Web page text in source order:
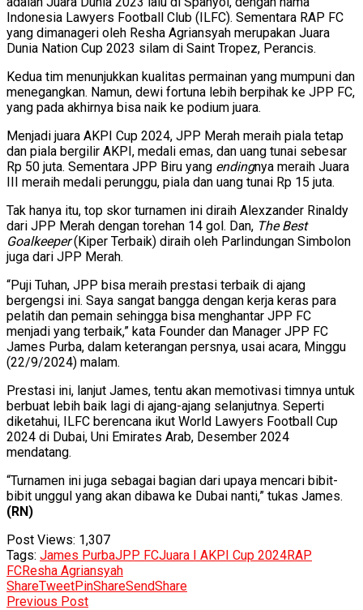
Indonesia Lawyers Football Club (ILFC). Sementara RAP FC
yang dimanageri oleh Resha Agriansyah merupakan Juara
Dunia Nation Cup 2023 silam di Saint Tropez, Perancis.
Kedua tim menunjukkan kualitas permainan yang mumpuni dan
menegangkan. Namun, dewi fortuna lebih berpihak ke JPP FC,
yang pada akhirnya bisa naik ke podium juara.
Menjadi juara AKPI Cup 2024, JPP Merah meraih piala tetap
dan piala bergilir AKPI, medali emas, dan uang tunai sebesar
Rp 50 juta. Sementara JPP Biru yang endingnya meraih Juara
III meraih medali perunggu, piala dan uang tunai Rp 15 juta.
Tak hanya itu, top skor turnamen ini diraih Alexzander Rinaldy
dari JPP Merah dengan torehan 14 gol. Dan, The Best
Goalkeeper(Kiper Terbaik) diraih oleh Parlindungan Simbolon
juga dari JPP Merah.
“Puji Tuhan, JPP bisa meraih prestasi terbaik di ajang
bergengsi ini. Saya sangat bangga dengan kerja keras para
pelatih dan pemain sehingga bisa menghantar JPP FC
menjadi yang terbaik,” kata Founder dan Manager JPP FC
James Purba, dalam keterangan persnya, usai acara, Minggu
(22/9/2024) malam.
Prestasi ini, lanjut James, tentu akan memotivasi timnya untuk
berbuat lebih baik lagi di ajang-ajang selanjutnya. Seperti
diketahui, ILFC berencana ikut World Lawyers Football Cup
2024 di Dubai, Uni Emirates Arab, Desember 2024
mendatang.
“Turnamen ini juga sebagai bagian dari upaya mencari bibit-
bibit unggul yang akan dibawa ke Dubai nanti,” tukas James.
(RN)
Post Views: 1,307
Tags: James PurbaJPP FCJuara I AKPI Cup 2024RAP
FCResha Agriansyah
ShareTweetPinShareSendShare
Previous Post